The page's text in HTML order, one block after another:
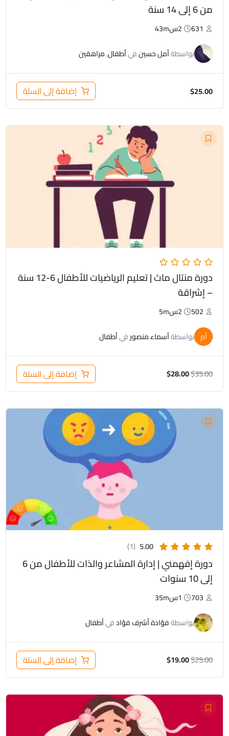
من 6 إلى 14 سنة
631
2س43m
بواسطةأمل حسينفيأطفال,مراهقين
$25.00 إضافة إلى السلة
دورة منتال ماث | تعليم الرياضيات للأطفال 6-12 سنة
– إشراقة
502
2س5m
أم بواسطةأسماء منصورفيأطفال
$35.00
$28.00
السعر
الحالي
هو:
إضافة إلى السلة
5.00
(1)
دورة إفهمني | إدارة المشاعر والذات للأطفال من 6
إلى 10 سنوات
703
1س35m
بواسطةفؤادة أشرف فؤادفيأطفال
$25.00
السعر
الأصلي
$19.00
السعر
الحالي
هو:
$19.00.
إضافة إلى السلة
هو:
السعر
الحالي
هو: